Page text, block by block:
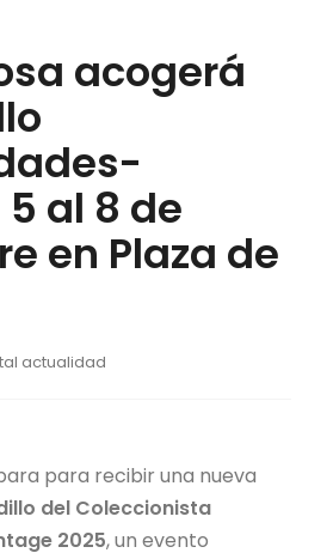
acogerá
al 8 de
en Plaza de
actualidad
para recibir una nueva
del Coleccionista
2025, un evento